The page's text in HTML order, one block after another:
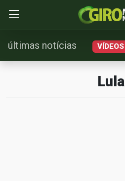
últimas notícias VÍDEOS
Lula